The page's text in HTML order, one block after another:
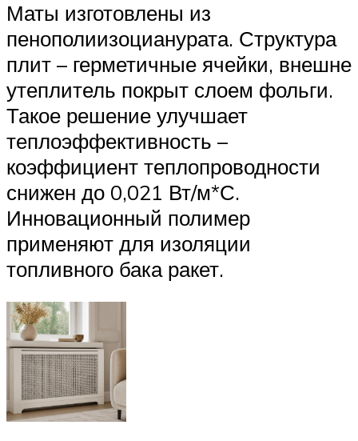
Маты изготовлены из
пенополиизоцианурата. Структура
плит – герметичные ячейки, внешне
утеплитель покрыт слоем фольги.
Такое решение улучшает
теплоэффективность –
коэффициент теплопроводности
снижен до 0,021 Вт/м*С.
Инновационный полимер
применяют для изоляции
топливного бака ракет.